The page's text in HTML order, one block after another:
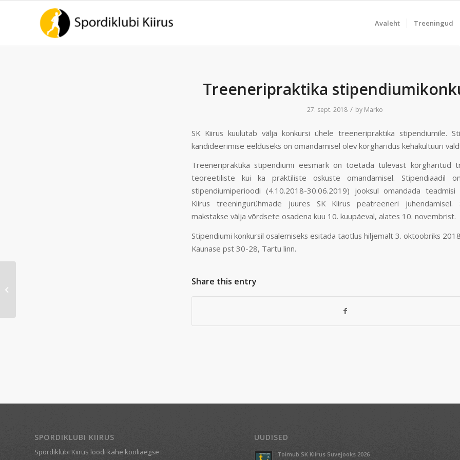
Avaleht Treeningud
Treeneripraktika
27. sept. 2018 / by Marko
SK Kiirus kuulutab välja konkursi ühele treeneripraktika stipendiumile.
kandideerimise eelduseks on omandamisel olev kõrgharidus kehakultuuri
Treeneripraktika stipendiumi eesmärk on toetada tulevast kõrgharitud
teoreetiliste kui ka praktiliste oskuste omandamisel. Stipendiaadil
stipendiumiperioodi (4.10.2018-30.06.2019) jooksul omandada teadmisi
Kiirus treeningurühmade juures SK Kiirus peatreeneri juhendamisel.
makstakse välja võrdsete osadena kuu 10. kuupäeval, alates 10. novembrist.
Stipendiumi konkursil osalemiseks esitada taotlus hiljemalt 3. oktoobriks
Kaunase pst 30-28, Tartu linn.
Share this entry
SPORDIKLUBI KIIRUS
Spordiklubi Kiirus loodi kahe kooliaegse
UUDISED
Toimub SK Kiirus Suvejooks 2026